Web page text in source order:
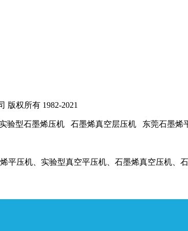
版权所有 1982-2021
验型石墨烯压机 石墨烯真空层压机 东莞石墨烯
平压机、实验型真空平压机、石墨烯真空压机、